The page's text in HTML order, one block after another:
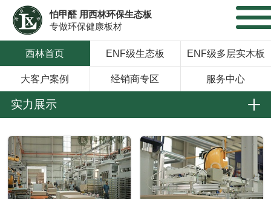
怕甲醛 用西林环保生态板
专做环保健康板材
西林首页 ENF级生态板 ENF级多层实木板
大客户案例 经销商专区 服务中心
实力展示